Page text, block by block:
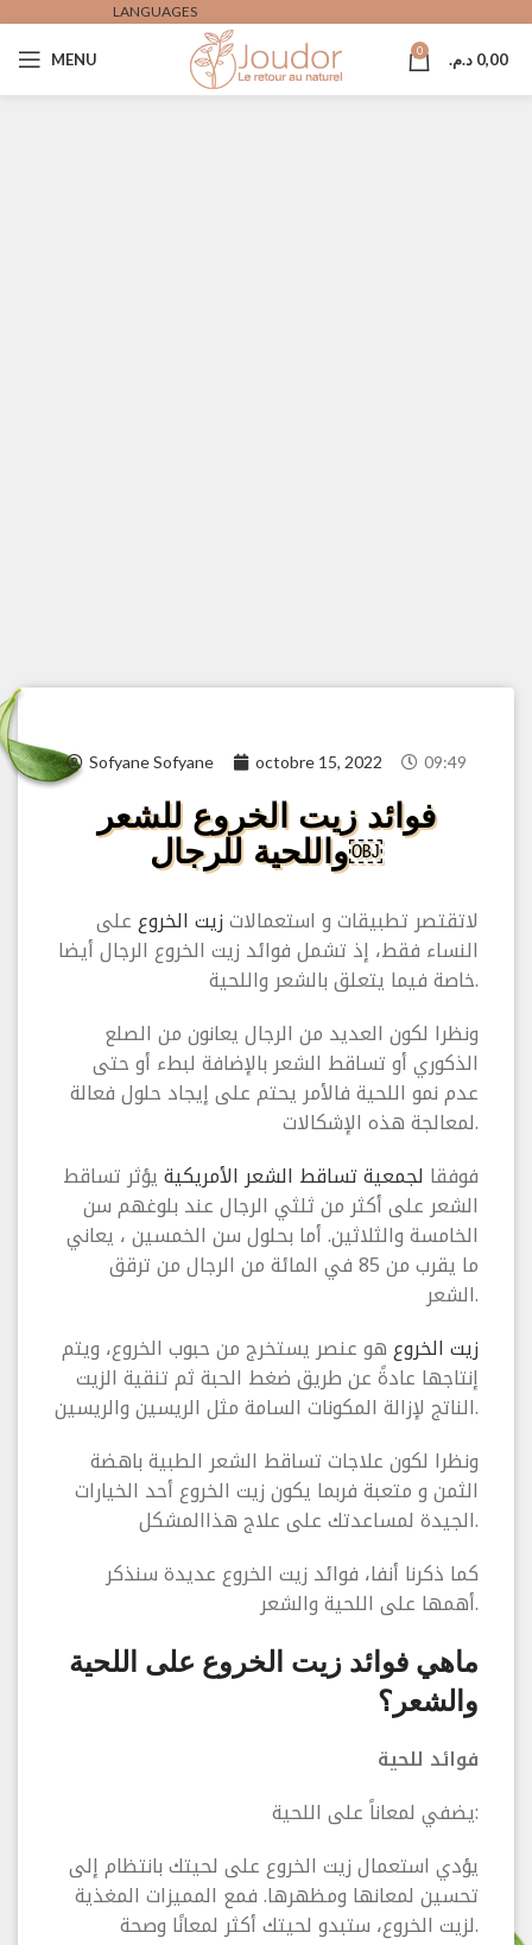
LANGUAGES
MENU 0 0,00 د.م.
Sofyane Sofyane octobre 15, 2022 09:49
فوائد زيت الخروع للشعر
واللحية للرجال￼
لاتقتصر تطبيقات و استعمالاتزيت الخروععلى
النساء فقط، إذ تشمل فوائد زيت الخروع الرجال أيضا
خاصة فيما يتعلق بالشعر واللحية.
ونظرا لكون العديد من الرجال يعانون من الصلع
الذكوري أو تساقط الشعر بالإضافة لبطء أو حتى
عدم نمو اللحية فالأمر يحتم على إيجاد حلول فعالة
لمعالجة هذه الإشكالات.
فوفقا لجمعية تساقط الشعر الأمريكيةيؤثر تساقط
الشعر على أكثر من ثلثي الرجال عند بلوغهم سن
الخامسة والثلاثين. أما بحلول سن الخمسين ، يعاني
ما يقرب من 85 في المائة من الرجال من ترقق
الشعر.
زيت الخروعهو عنصر يستخرج من حبوب الخروع، ويتم
إنتاجها عادةً عن طريق ضغط الحبة ثم تنقية الزيت
الناتج لإزالة المكونات السامة مثل الريسين والريسين.
ونظرا لكون علاجات تساقط الشعر الطبية باهضة
الثمن و متعبة فربما يكون زيت الخروع أحد الخيارات
الجيدة لمساعدتك على علاج هذاالمشكل.
كما ذكرنا أنفا، فوائد زيت الخروع عديدة سنذكر
أهمها على اللحية والشعر.
ماهي فوائد زيت الخروع على اللحية
والشعر؟
فوائد للحية
يضفي لمعاناً على اللحية:
يؤدي استعمال زيت الخروع على لحيتك بانتظام إلى
تحسين لمعانها ومظهرها. فمع المميزات المغذية
لزيت الخروع، ستبدو لحيتك أكثر لمعانًا وصحة.